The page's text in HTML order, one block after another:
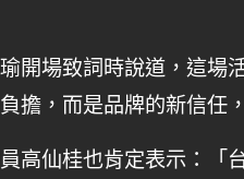
開場致詞時說道，這場
擔，而是品牌的新信任
高仙桂也肯定表示：「